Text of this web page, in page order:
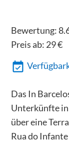
Bewertung:
Preis ab: 29€
Das In
Unterkünfte
über eine
Rua do